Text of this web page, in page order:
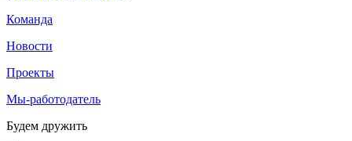
Команда
Новости
Проекты
Мы-работодатель
Будем дружить